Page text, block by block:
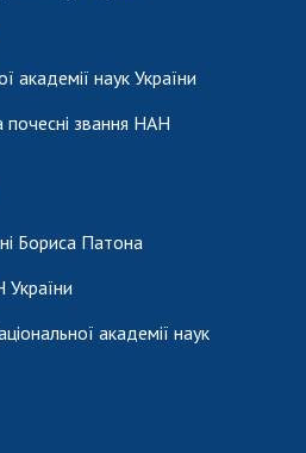
академії наук України
почесні звання НАН
Бориса Патона
України
академії наук